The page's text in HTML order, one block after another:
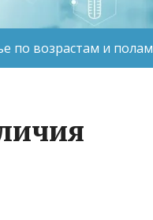
по возрастам и полам